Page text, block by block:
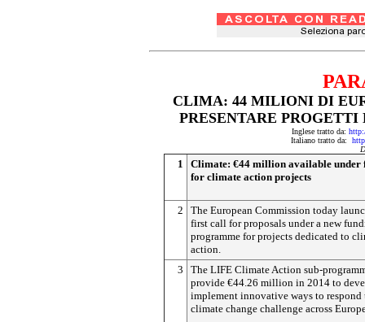
CLIMA: 44 MILIONI DI
PRESENTARE
Inglese tratto da:
Italiano tratto da:
1
Climate: €44 million available under
for climate action projects
2
The European Commission today
first call for proposals under a new
programme for projects dedicated to
action.
3
The LIFE Climate Action sub-
provide €44.26 million in 2014 to
implement innovative ways to respond
climate change challenge across